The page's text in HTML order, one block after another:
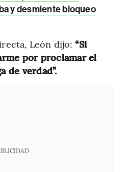
y desmiente bloqueo
León dijo:“Si
por proclamar el
de verdad”.